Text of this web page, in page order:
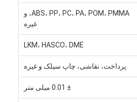
ABS، PP، PC، PA، POM، PMMA، و
غیره
LKM، HASCO، DME
پرداخت، نقاشی، چاپ سیلک و غیره
± 0.01 میلی متر